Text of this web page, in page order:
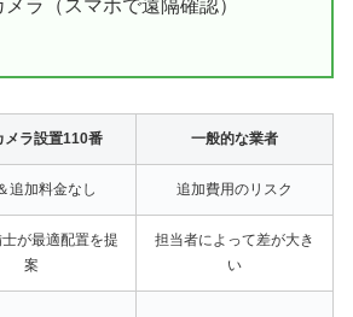
メラ（スマホで遠隔確認）
メラ設置110番 一般的な業者
追加料金なし 追加費用のリスク
が最適配置を提
案
担当者によって差が大き
い